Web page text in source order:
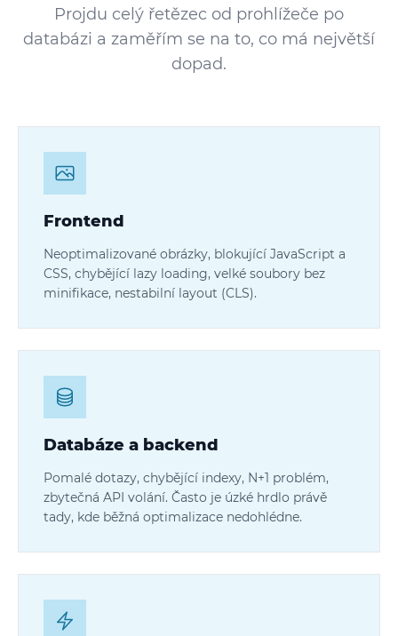
Projdu celý řetězec od prohlížeče po
databázi a zaměřím se na to, co má největší
dopad.
Frontend
Neoptimalizované obrázky, blokující JavaScript a
CSS, chybějící lazy loading, velké soubory bez
minifikace, nestabilní layout (CLS).
Databáze a backend
Pomalé dotazy, chybějící indexy, N+1 problém,
zbytečná API volání. Často je úzké hrdlo právě
tady, kde běžná optimalizace nedohlédne.